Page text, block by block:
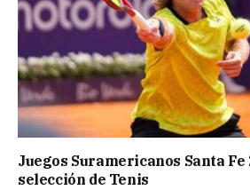
Juegos Suramericanos Santa Fe
selección de Tenis